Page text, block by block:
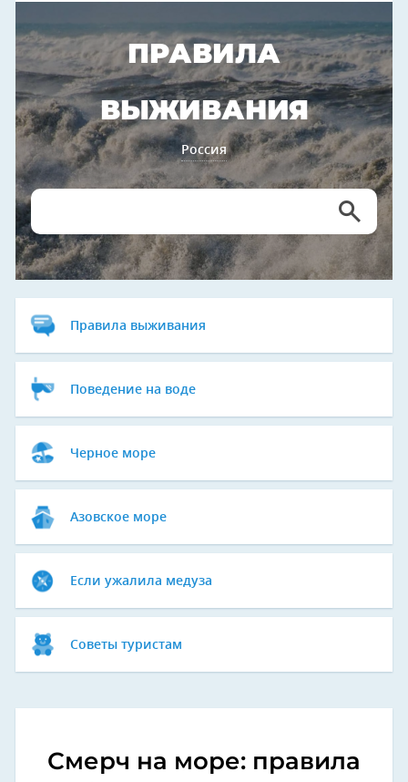
ПРАВИЛА
ВЫЖИВАНИЯ
Россия
Правила выживания
Поведение на воде
Черное море
Азовское море
Если ужалила медуза
Советы туристам
Смерч на море: правила